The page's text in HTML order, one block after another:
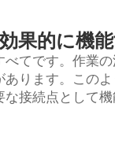
果的に機
てです。作業
あります。この
な接続点として